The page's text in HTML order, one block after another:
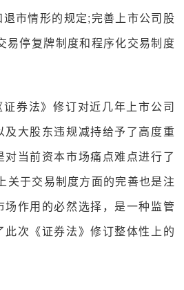
市情形的规定;完善上市公司股
易停复牌制度和程序化交易制度
券法》修订对近几年上市公司
及大股东违规减持给予了高度重
对当前资本市场痛点难点进行了
关于交易制度方面的完善也是注
场作用的必然选择，是一种监管
此次《证券法》修订整体性上的